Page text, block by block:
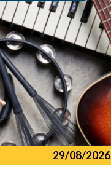
29/08/2026